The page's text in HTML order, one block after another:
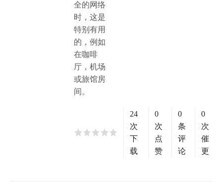
全的网络
时，这是
特别有用
的，例如
在咖啡
厅，机场
或旅馆房
间。
24
次
下
载
0
次
点
赞
0
条
评
论
0
次
催
更